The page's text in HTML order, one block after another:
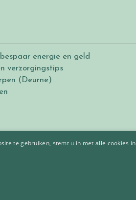
energie en geld
verzorgingstips
(Deurne)
te gebruiken, stemt u in met alle cookies in